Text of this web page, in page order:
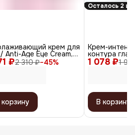
₽2 310 ₽−45%
крем для
Anti-Age Eye Cream,
Осталось 2
1 078 ₽1
Крем-
контура глаз
В корзину